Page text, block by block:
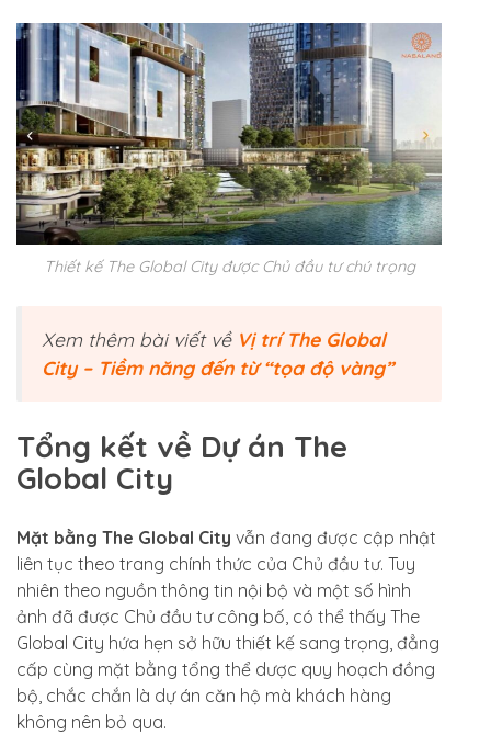
Thiết kế The Global City được Chủ đầu tư chú trọng
Xem thêm bài viết về Vị trí The Global
City – Tiềm năng đến từ “tọa độ vàng”
Tổng kết về Dự án The
Global City
Mặt bằng The Global City vẫn đang được cập nhật
liên tục theo trang chính thức của Chủ đầu tư. Tuy
nhiên theo nguồn thông tin nội bộ và một số hình
ảnh đã được Chủ đầu tư công bố, có thể thấy The
Global City hứa hẹn sở hữu thiết kế sang trọng, đẳng
cấp cùng mặt bằng tổng thể dược quy hoạch đồng
bộ, chắc chắn là dự án căn hộ mà khách hàng
không nên bỏ qua.